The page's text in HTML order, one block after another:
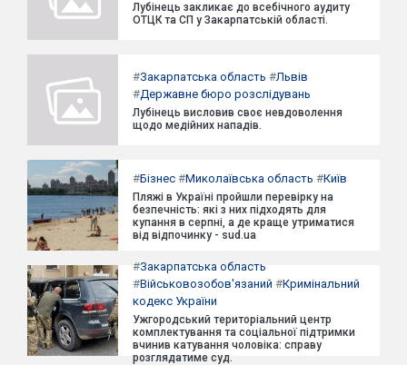
Лубінець закликає до всебічного аудиту
ОТЦК та СП у Закарпатській області.
#Закарпатська область #Львів
#Державне бюро розслідувань
Лубінець висловив своє невдоволення
щодо медійних нападів.
#Бізнес #Миколаївська область #Київ
Пляжі в Україні пройшли перевірку на
безпечність: які з них підходять для
купання в серпні, а де краще утриматися
від відпочинку - sud.ua
#Закарпатська область
#Військовозобов'язаний #Кримінальний
кодекс України
Ужгородський територіальний центр
комплектування та соціальної підтримки
вчинив катування чоловіка: справу
розглядатиме суд.